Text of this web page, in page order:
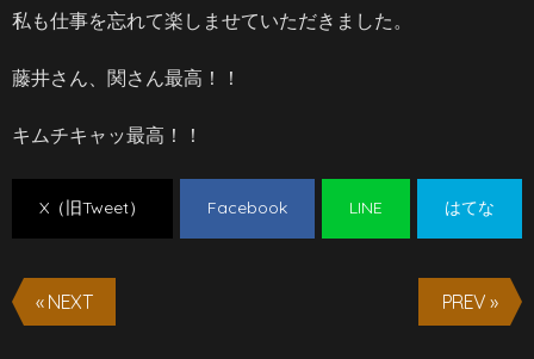
私も仕事を忘れて楽しませていただきました。
藤井さん、関さん最高！！
キムチキャッ最高！！
X（旧Tweet） Facebook LINE はてな
« NEXT PREV »